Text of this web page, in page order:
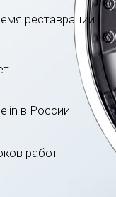
реставрации
в России
работ